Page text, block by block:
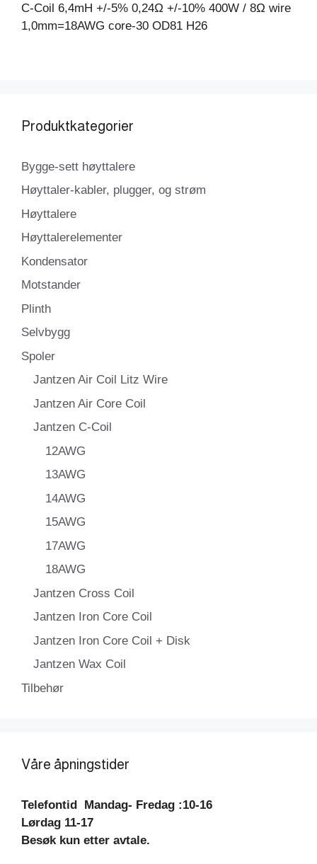
30
OD81
C-Coil 6,4mH +/-5% 0,24Ω +/-10% 400W / 8Ω wire
1,0mm=18AWG core-30 OD81 H26
Produktkategorier
Bygge-sett høyttalere
Høyttaler-kabler, plugger, og strøm
Høyttalere
Høyttalerelementer
Kondensator
Motstander
Plinth
Selvbygg
Spoler
Jantzen Air Coil Litz Wire
Jantzen Air Core Coil
Jantzen C-Coil
12AWG
13AWG
14AWG
15AWG
17AWG
18AWG
Jantzen Cross Coil
Jantzen Iron Core Coil
Jantzen Iron Core Coil + Disk
Jantzen Wax Coil
Tilbehør
Våre åpningstider
Telefontid Mandag- Fredag :10-16
Lørdag 11-17
Besøk kun etter avtale.